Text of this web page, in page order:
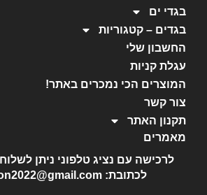
בגדי ים
בגדים – קטגוריות
החשבון שלי
עגלת קניות
המוצרים הכי נמכרים באתר!
צור קשר
תקנון האתר
מאמרים
לרכישה עם נציג טלפוני ניתן
לכתובת: htofashion2022@gmail.com